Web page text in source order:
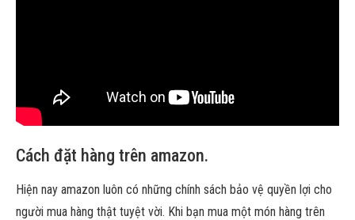
Cách đặt hàng trên amazon.
Hiện nay amazon luôn có những chính sách bảo vệ quyền lợi cho
người mua hàng thật tuyệt vời. Khi bạn mua một món hàng trên